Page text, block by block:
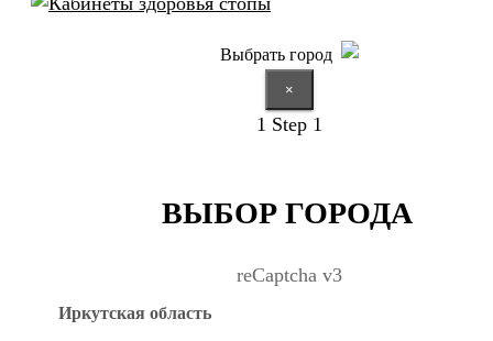
Выбрать город
×
1 Step 1
ВЫБОР ГОРОДА
reCaptcha v3
Иркутская область